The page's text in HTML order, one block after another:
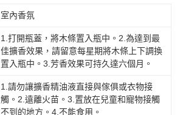
室內香氛
1.打開瓶蓋，將木條置入瓶中。2.為達到最
佳擴香效果，請留意每星期將木條上下調換
置入瓶中。3.芳香效果可持久達六個月。
1.請勿讓擴香精油液直接與傢俱或衣物接
觸。2.遠離火苗。3.置放在兒童和寵物接觸
不到的地方。4.不能食用。